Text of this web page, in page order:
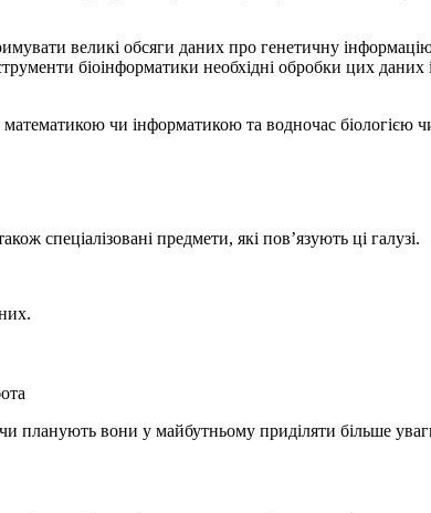
великі обсяги даних про генетичну
біоінформатики необхідні обробки цих даних
математикою чи інформатикою та водночас
спеціалізовані предмети, які пов’язують ці галузі.
планують вони у майбутньому приділяти більше